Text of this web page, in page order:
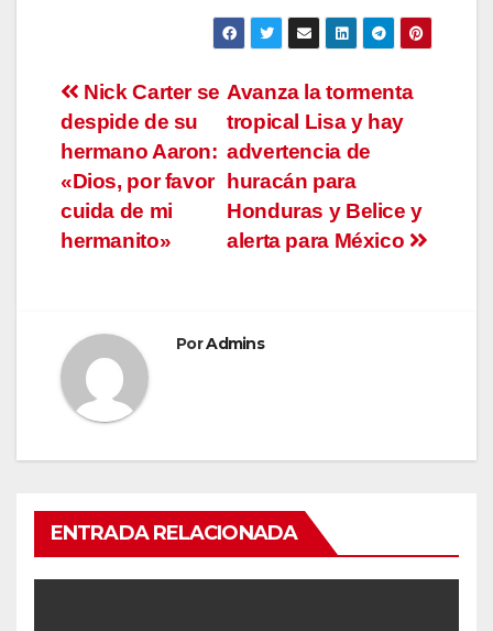
Navegación
de
entradas
Avanza la tormenta
tropical Lisa y hay
advertencia de
huracán para
Honduras y Belice y
alerta para México
Nick Carter se
despide de su
hermano Aaron:
«Dios, por favor
cuida de mi
hermanito»
PorAdmins
ENTRADA RELACIONADA